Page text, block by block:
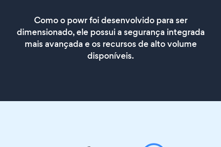
Como o powr foi desenvolvido para ser
dimensionado, ele possui a segurança integrada
mais avançada e os recursos de alto volume
disponíveis.